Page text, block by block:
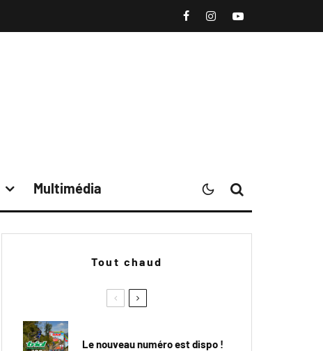
Multimédia
Tout chaud
Le nouveau numéro est dispo !